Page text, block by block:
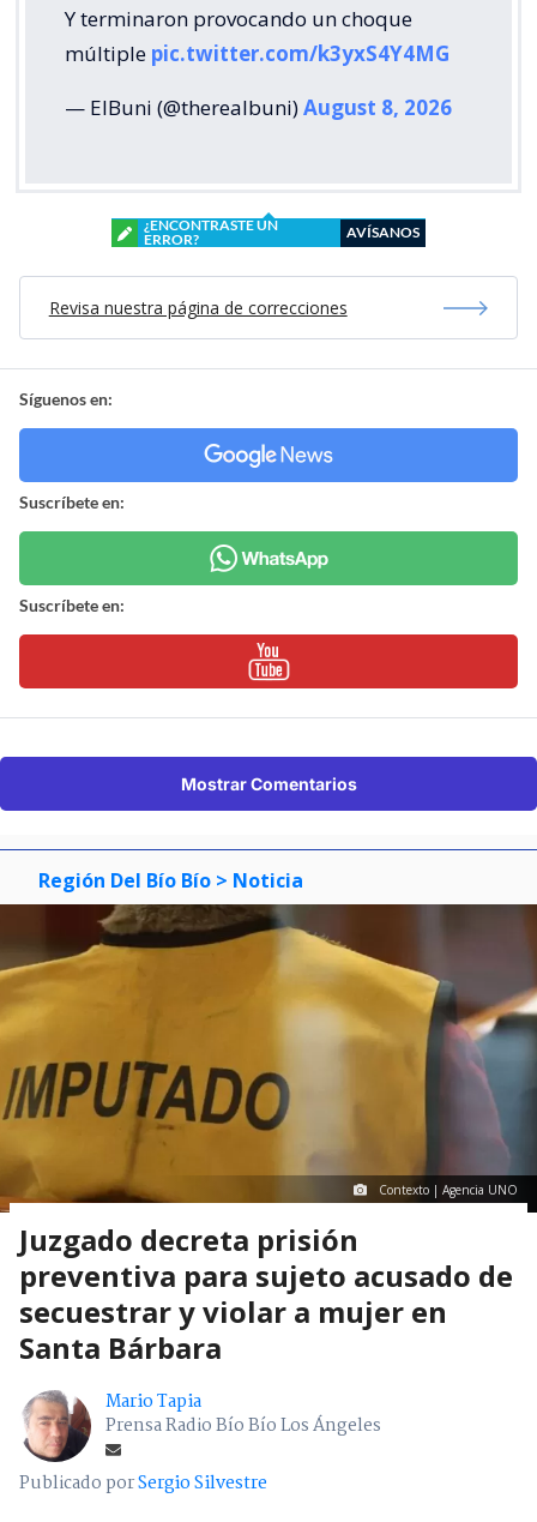
Y terminaron provocando un choque
múltiple pic.twitter.com/k3yxS4Y4MG
— ElBuni (@therealbuni)August 8, 2026
¿ENCONTRASTE UN
ERROR?
AVÍSANOS
Revisa nuestra página de correcciones
Síguenos en:
Suscríbete en:
Suscríbete en:
Mostrar Comentarios
Región Del Bío Bío > Noticia
Contexto | Agencia UNO
Juzgado decreta prisión
preventiva para sujeto acusado de
secuestrar y violar a mujer en
Santa Bárbara
Mario Tapia
Prensa Radio Bío Bío Los Ángeles
Publicado porSergio Silvestre